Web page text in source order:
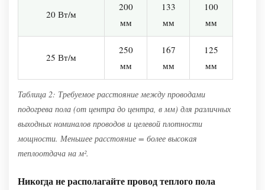
20 Вт/м
200
мм
133
мм
100
мм
25 Вт/м
250
мм
167
мм
125
мм
Таблица 2: Требуемое расстояние между проводами
подогрева пола (от центра до центра, в мм) для различных
выходных номиналов проводов и целевой плотности
мощности. Меньшее расстояние = более высокая
теплоотдача на м².
Никогда не располагайте провод теплого пола